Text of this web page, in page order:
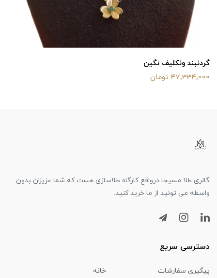
گردنبند ونکلیف نگین
47,334,000 تومان
گالری طلا مسیحا درواقع کارگاه طلاسازی هست که شما عزیزان بدون
واسطه می تونید از ما خرید کنید.
دسترسی سریع
پیگیری سفارشات خانه